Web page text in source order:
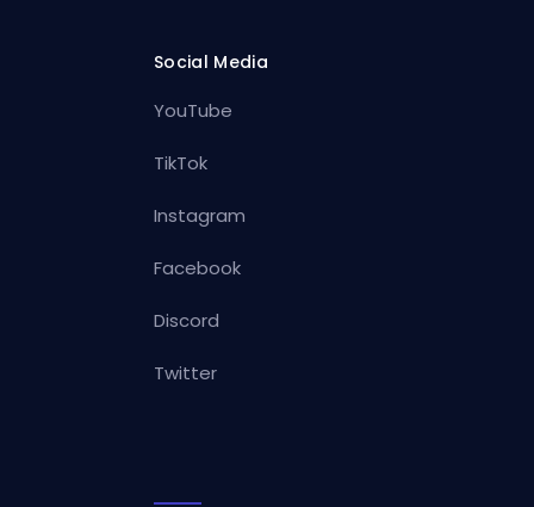
Social Media
YouTube
TikTok
Instagram
Facebook
Discord
Twitter